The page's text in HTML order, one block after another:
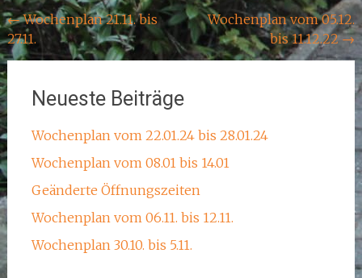
Beitragsnavigation
←Wochenplan 21.11. bis
27.11.
Wochenplan vom 05.12.
bis 11.12.22→
Neueste Beiträge
Wochenplan vom 22.01.24 bis 28.01.24
Wochenplan vom 08.01 bis 14.01
Geänderte Öffnungszeiten
Wochenplan vom 06.11. bis 12.11.
Wochenplan 30.10. bis 5.11.